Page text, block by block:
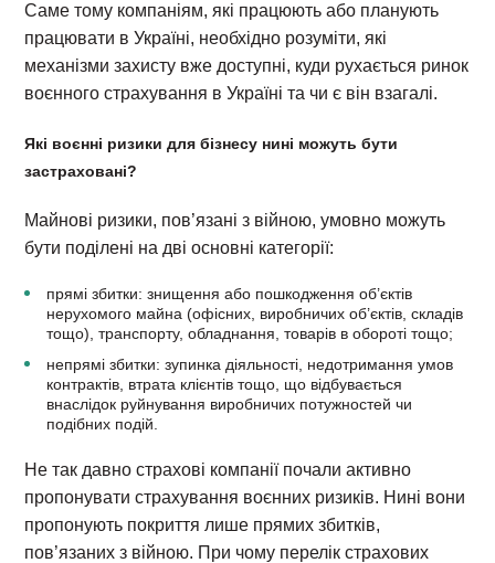
Саме тому компаніям, які працюють або планують
працювати в Україні, необхідно розуміти, які
механізми захисту вже доступні, куди рухається ринок
воєнного страхування в Україні та чи є він взагалі.
Які воєнні ризики для бізнесу нині можуть бути
застраховані?
Майнові ризики, пов’язані з війною, умовно можуть
бути поділені на дві основні категорії:
прямі збитки: знищення або пошкодження об’єктів
нерухомого майна (офісних, виробничих об’єктів, складів
тощо), транспорту, обладнання, товарів в обороті тощо;
непрямі збитки: зупинка діяльності, недотримання умов
контрактів, втрата клієнтів тощо, що відбувається
внаслідок руйнування виробничих потужностей чи
подібних подій.
Не так давно страхові компанії почали активно
пропонувати страхування воєнних ризиків. Нині вони
пропонують покриття лише прямих збитків,
пов’язаних з війною. При чому перелік страхових